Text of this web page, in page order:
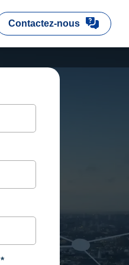
Contactez-nous
*